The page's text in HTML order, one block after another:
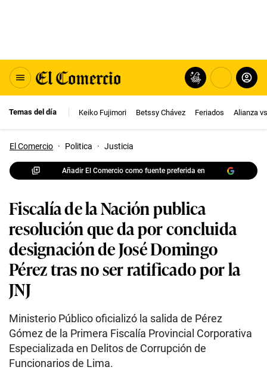
Temas del día Keiko Fujimori Betssy Chávez Feriados Alianza
El Comercio · Politica · Justicia
Añadir El Comercio como fuente preferida en
Fiscalía de la Nación publica
resolución que da por concluida
designación de José Domingo
Pérez tras no ser ratificado por la
JNJ
Ministerio Público oficializó la salida de Pérez
Gómez de la Primera Fiscalía Provincial Corporativa
Especializada en Delitos de Corrupción de
Funcionarios de Lima.